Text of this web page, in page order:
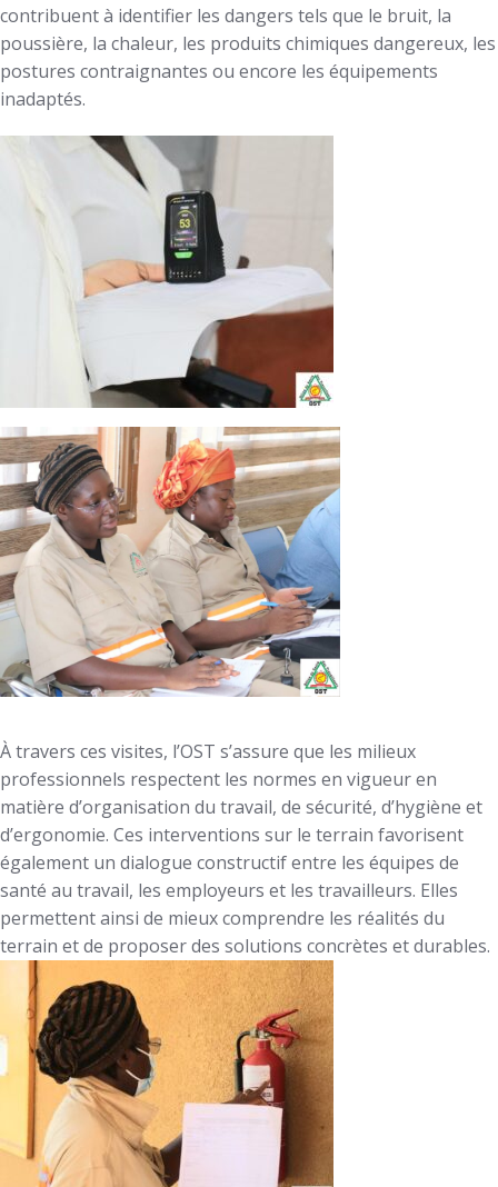
contribuent à identifier les dangers tels que le bruit, la
poussière, la chaleur, les produits chimiques dangereux, les
postures contraignantes ou encore les équipements
inadaptés.
À travers ces visites, l’OST s’assure que les milieux
professionnels respectent les normes en vigueur en
matière d’organisation du travail, de sécurité, d’hygiène et
d’ergonomie. Ces interventions sur le terrain favorisent
également un dialogue constructif entre les équipes de
santé au travail, les employeurs et les travailleurs. Elles
permettent ainsi de mieux comprendre les réalités du
terrain et de proposer des solutions concrètes et durables.